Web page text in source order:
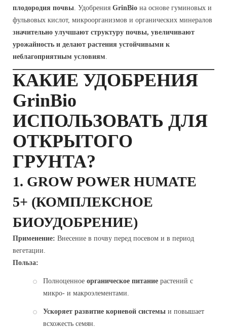
плодородия почвы . Удобрения GrinBio на основе гуминовых и
фульвовых кислот, микроорганизмов и органических минералов
значительно улучшают структуру почвы, увеличивают
урожайность и делают растения устойчивыми к
неблагоприятным условиям
КАКИЕ УДОБРЕНИЯ
GrinBio
ИСПОЛЬЗОВАТЬ ДЛЯ
ОТКРЫТОГО
ГРУНТА?
1. GROW POWER HUMATE
5+ (КОМПЛЕКСНОЕ
БИОУДОБРЕНИЕ)
Применение: Внесение в почву перед посевом и в период
вегетации.
Польза:
Полноценное органическое питание растений с
микро- и макроэлементами.
Ускоряет развитие корневой системы и повышает
всхожесть семян.